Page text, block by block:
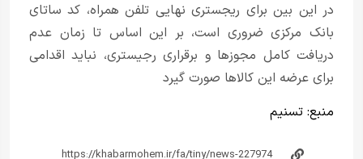
در این بین برای ریجستری نهایی تلفن همراه، کد ساتای
بانک مرکزی ضروری است، بر این اساس تا زمان عدم
دریافت کامل مجوزها و برقراری رجیستری، نباید اقدامی
برای عرضه این کالاها صورت گیرد
منبع: تسنیم